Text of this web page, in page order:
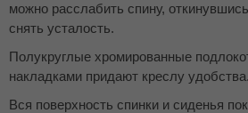
можно расслабить спину,
снять усталость.
Полукруглые хромированные
накладками придают креслу удобства.
Вся поверхность спинки и сиденья